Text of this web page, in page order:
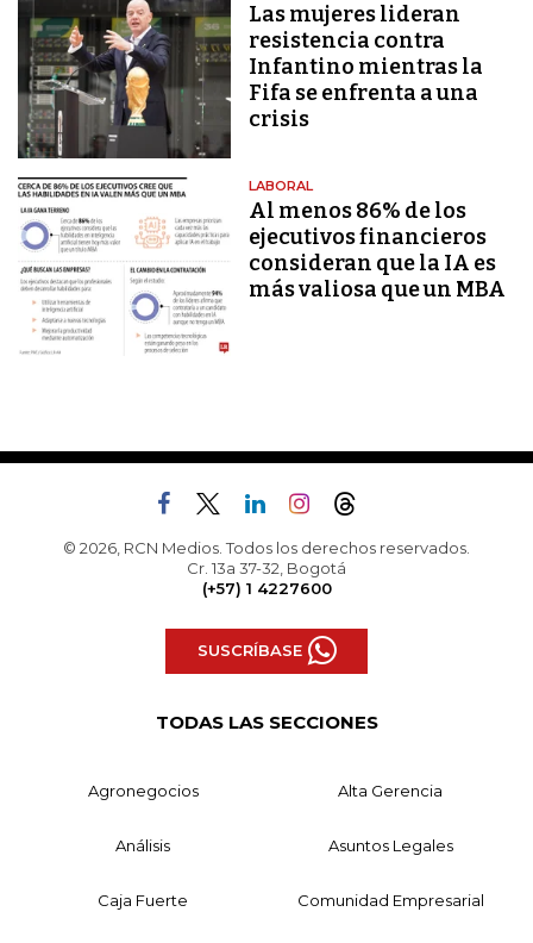
Las mujeres lideran
resistencia contra
Infantino mientras la
Fifa se enfrenta a una
crisis
LABORAL
Al menos 86% de los
ejecutivos financieros
consideran que la IA es
más valiosa que un MBA
© 2026, RCN Medios. Todos los derechos reservados.
Cr. 13a 37-32, Bogotá
(+57) 1 4227600
SUSCRÍBASE
TODAS LAS SECCIONES
Agronegocios Alta Gerencia
Análisis Asuntos Legales
Caja Fuerte Comunidad Empresarial